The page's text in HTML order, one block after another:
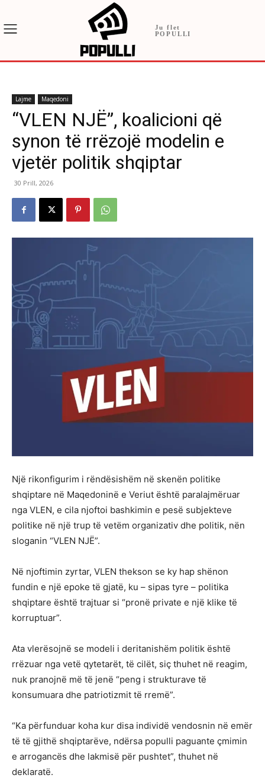
Ju flet
POPULLI
Lajme Maqedoni
“VLEN NJË”, koalicioni që
synon të rrëzojë modelin e
vjetër politik shqiptar
30 Prill, 2026
Një rikonfigurim i rëndësishëm në skenën politike
shqiptare në Maqedoninë e Veriut është paralajmëruar
nga VLEN, e cila njoftoi bashkimin e pesë subjekteve
politike në një trup të vetëm organizativ dhe politik, nën
sloganin “VLEN NJË”.
Në njoftimin zyrtar, VLEN thekson se ky hap shënon
fundin e një epoke të gjatë, ku – sipas tyre – politika
shqiptare është trajtuar si “pronë private e një klike të
korruptuar”.
Ata vlerësojnë se modeli i deritanishëm politik është
rrëzuar nga vetë qytetarët, të cilët, siç thuhet në reagim,
nuk pranojnë më të jenë “peng i strukturave të
konsumuara dhe patriotizmit të rremë”.
“Ka përfunduar koha kur disa individë vendosnin në emër
të të gjithë shqiptarëve, ndërsa populli paguante çmimin
e arrogancës dhe lakmisë për pushtet”, thuhet në
deklaratë.